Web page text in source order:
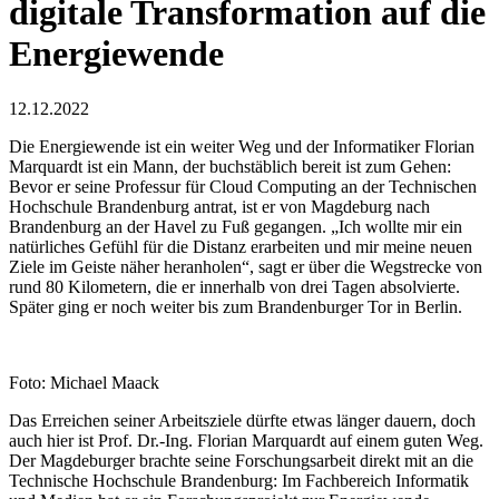
digitale Transformation auf die
Energiewende
12.12.2022
Die Energiewende ist ein weiter Weg und der Informatiker Florian
Marquardt ist ein Mann, der buchstäblich bereit ist zum Gehen:
Bevor er seine Professur für Cloud Computing an der Technischen
Hochschule Brandenburg antrat, ist er von Magdeburg nach
Brandenburg an der Havel zu Fuß gegangen. „Ich wollte mir ein
natürliches Gefühl für die Distanz erarbeiten und mir meine neuen
Ziele im Geiste näher heranholen“, sagt er über die Wegstrecke von
rund 80 Kilometern, die er innerhalb von drei Tagen absolvierte.
Später ging er noch weiter bis zum Brandenburger Tor in Berlin.
Foto: Michael Maack
Das Erreichen seiner Arbeitsziele dürfte etwas länger dauern, doch
auch hier ist Prof. Dr.-Ing. Florian Marquardt auf einem guten Weg.
Der Magdeburger brachte seine Forschungsarbeit direkt mit an die
Technische Hochschule Brandenburg: Im Fachbereich Informatik